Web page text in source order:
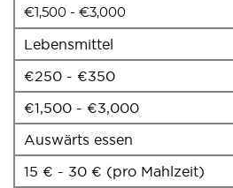
€1,500 - €3,000
Lebensmittel
€250 - €350
€1,500 - €3,000
Auswärts essen
15 € - 30 € (pro Mahlzeit)